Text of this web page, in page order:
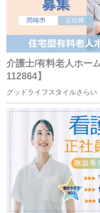
（６） 業務を円滑に
範囲内で個人情報の
個人情報の共同利用
当社は、お客様から
ループ会社間で共同
共同利用するものの
・株式会社F.T.S
・株式会社フォーテ
介護士/有料老人ホー
112864】
グッドライフスタイルさらい